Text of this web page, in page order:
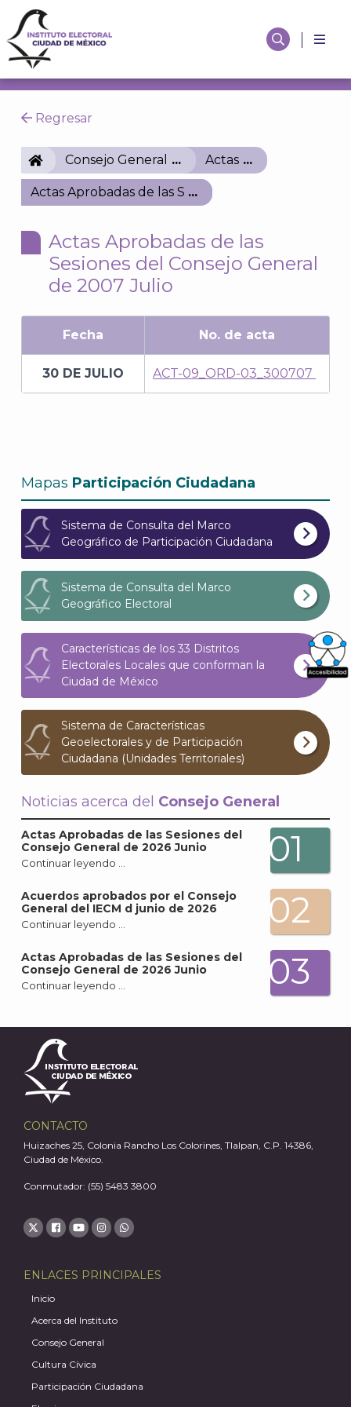
Regresar
IECMConsejo General Actas
Actas Aprobadas de las Sesiones del Consejo
Actas Aprobadas de las
Sesiones del Consejo General
de 2007 Julio
Fecha No. de acta
30 DE JULIO ACT-09_ORD-03_300707
Mapas Participación Ciudadana
Sistema de Consulta del Marco
Geográfico de Participación Ciudadana
Sistema de Consulta del Marco
Geográfico Electoral
Características de los 33 Distritos
Electorales Locales que conforman la
Ciudad de México
Sistema de Características
Geoelectorales y de Participación
Ciudadana (Unidades Territoriales)
Noticias acerca del Consejo General
Actas Aprobadas de las Sesiones del
Consejo General de 2026 Junio
Continuar leyendo … 01
Acuerdos aprobados por el Consejo
General del IECM d junio de 2026
Continuar leyendo … 02
Actas Aprobadas de las Sesiones del
Consejo General de 2026 Junio
Continuar leyendo … 03
CONTACTO
Huizaches 25, Colonia Rancho Los Colorines, Tlalpan, C.P. 14386,
Ciudad de México.
Conmutador: (55) 5483 3800
ENLACES PRINCIPALES
Inicio
Acerca del Instituto
Consejo General
Cultura Cívica
Participación Ciudadana